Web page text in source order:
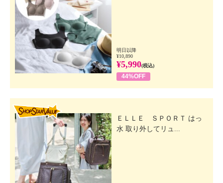
明日以降
¥10,890
¥5,990(税込)
44%OFF
ＥＬＬＥ ＳＰＯＲＴ はっ
水 取り外してリュ...